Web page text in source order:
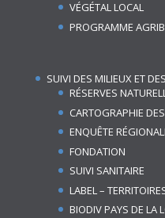
VÉGÉTAL LOCAL
PROGRAMME
SUIVI DES MILIEUX ET
RÉSERVES
CARTOGRAPHIE
ENQUÊTE
FONDATION
SUIVI SANITAIRE
LABEL –
BIODIV PAYS DE LA